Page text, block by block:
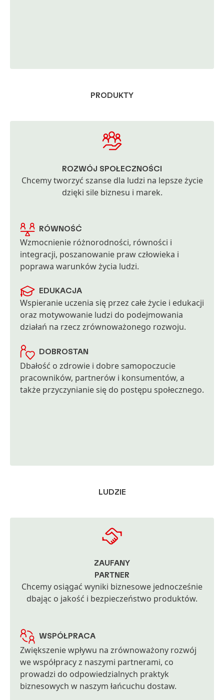
PRODUKTY
ROZWÓJ SPOŁECZNOŚCI
Chcemy tworzyć szanse dla ludzi na lepsze życie
dzięki sile biznesu i marek.
RÓWNOŚĆ
Wzmocnienie różnorodności, równości i
integracji, poszanowanie praw człowieka i
poprawa warunków życia ludzi.
EDUKACJA
Wspieranie uczenia się przez całe życie i edukacji
oraz motywowanie ludzi do podejmowania
działań na rzecz zrównoważonego rozwoju.
DOBROSTAN
Dbałość o zdrowie i dobre samopoczucie
pracowników, partnerów i konsumentów, a
także przyczynianie się do postępu społecznego.
LUDZIE
ZAUFANY
PARTNER
Chcemy osiągać wyniki biznesowe jednocześnie
dbając o jakość i bezpieczeństwo produktów.
WSPÓŁPRACA
Zwiększenie wpływu na zrównoważony rozwój
we współpracy z naszymi partnerami, co
prowadzi do odpowiedzialnych praktyk
biznesowych w naszym łańcuchu dostaw.